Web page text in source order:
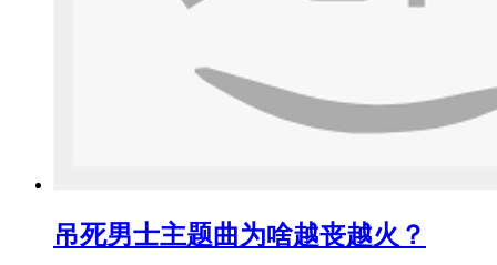
吊死男士主题曲为啥越丧越火？